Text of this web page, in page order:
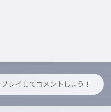
レイしてコメントしよう！